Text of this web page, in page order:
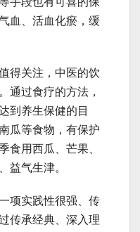
血、活血化瘀，缓
得关注，中医的饮
通过食疗的方法，
到养生保健的目
瓜等食物，有保护
食用西瓜、芒果、
益气生津。
项实践性很强、传
传承经典、深入理